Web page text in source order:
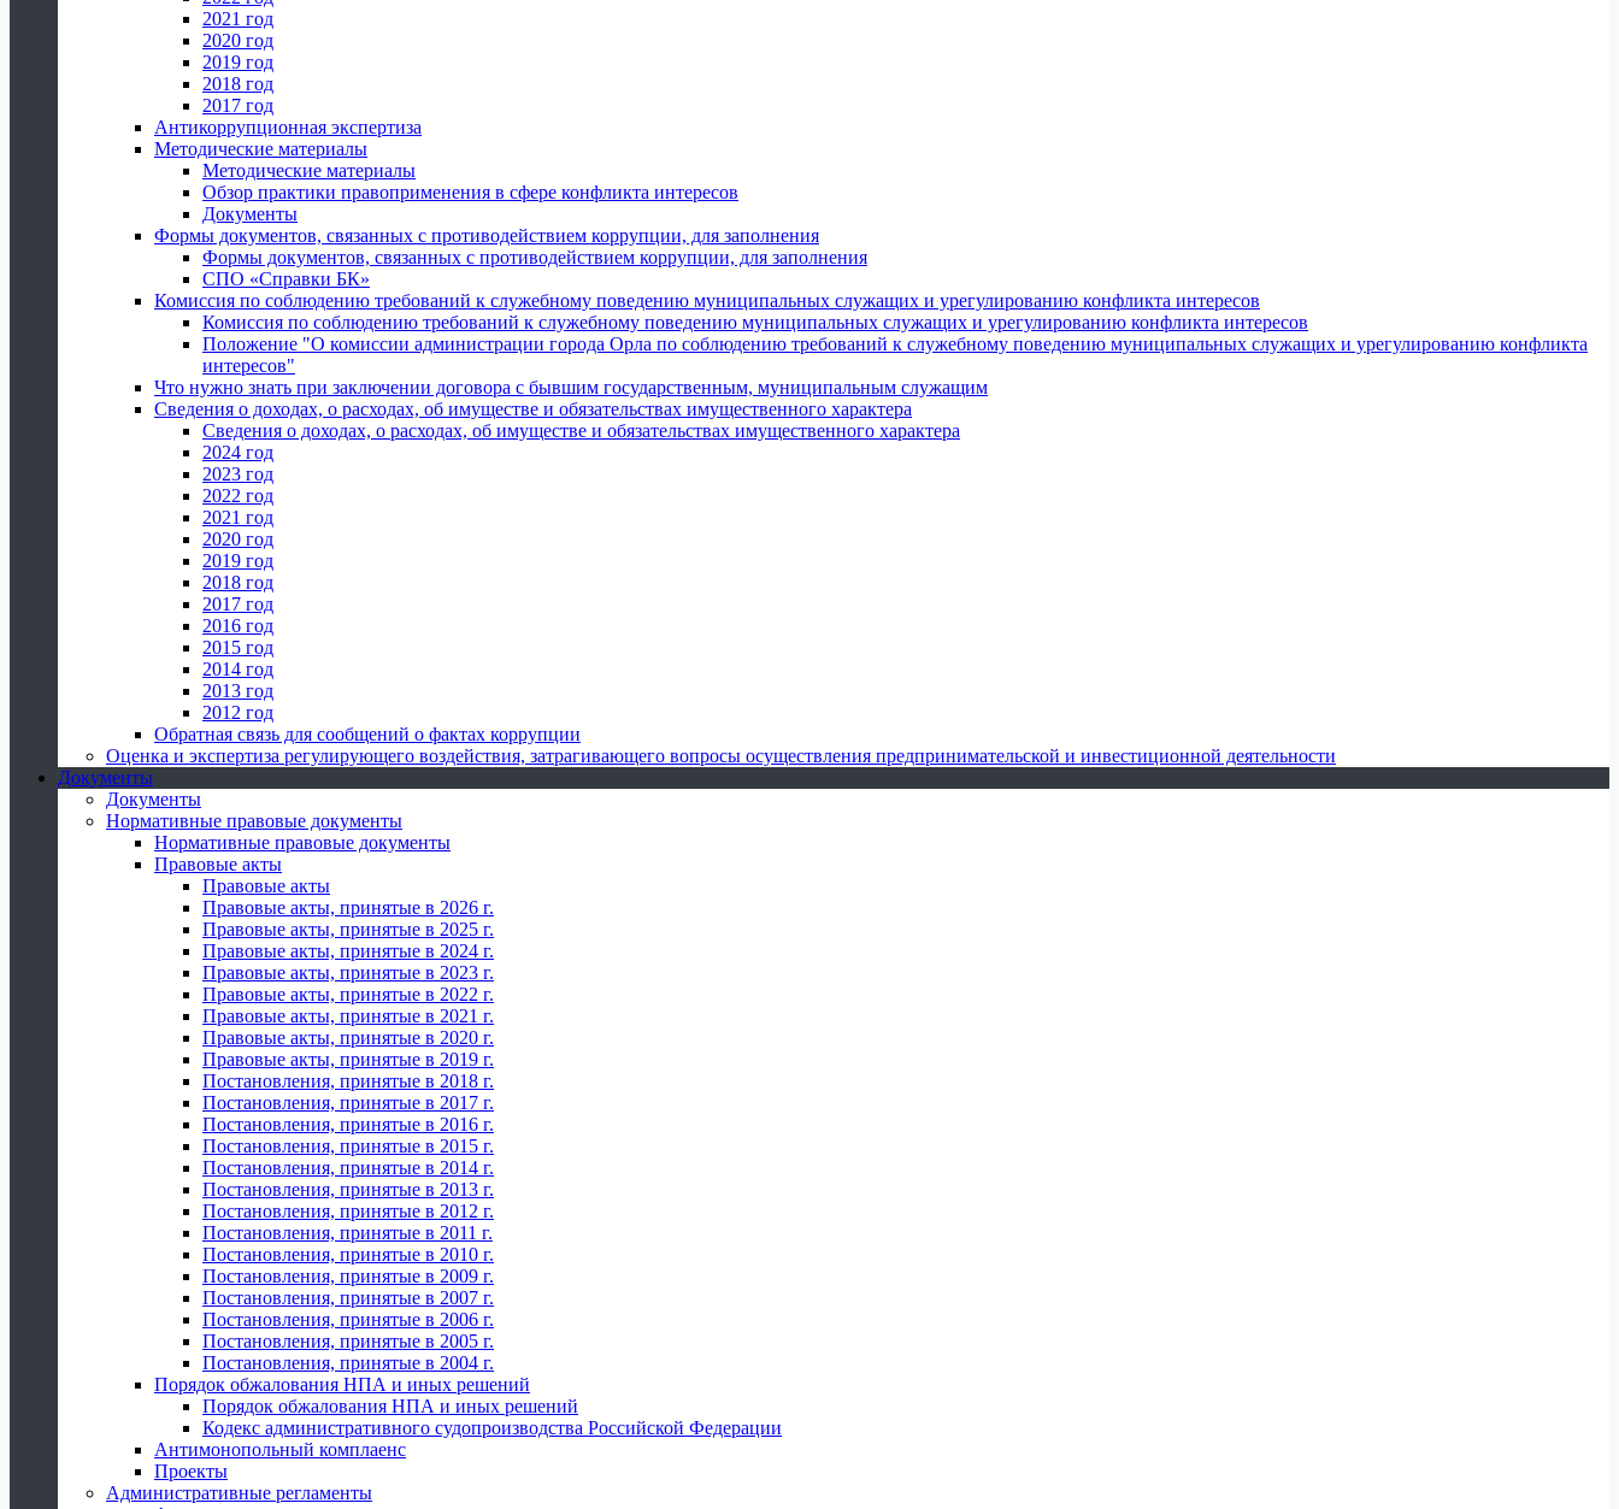
2021 год
2020 год
2019 год
2018 год
2017 год
Антикоррупционная экспертиза
Методические материалы
Методические материалы
Обзор практики правоприменения в сфере конфликта интересов
Документы
Формы документов, связанных с противодействием коррупции, для заполнения
Формы документов, связанных с противодействием коррупции, для заполнения
СПО «Справки БК»
Комиссия по соблюдению требований к служебному поведению муниципальных служащих и урегулированию конфликта интересов
Комиссия по соблюдению требований к служебному поведению муниципальных служащих и урегулированию конфликта интересов
Положение "О комиссии администрации города Орла по соблюдению требований к служебному поведению муниципальных служащих и урегулированию конфликта
интересов"
Что нужно знать при заключении договора с бывшим государственным, муниципальным служащим
Сведения о доходах, о расходах, об имуществе и обязательствах имущественного характера
Сведения о доходах, о расходах, об имуществе и обязательствах имущественного характера
2024 год
2023 год
2022 год
2021 год
2020 год
2019 год
2018 год
2017 год
2016 год
2015 год
2014 год
2013 год
2012 год
Обратная связь для сообщений о фактах коррупции
Оценка и экспертиза регулирующего воздействия, затрагивающего вопросы осуществления предпринимательской и инвестиционной деятельности
Документы
Документы
Нормативные правовые документы
Нормативные правовые документы
Правовые акты
Правовые акты
Правовые акты, принятые в 2026 г.
Правовые акты, принятые в 2025 г.
Правовые акты, принятые в 2024 г.
Правовые акты, принятые в 2023 г.
Правовые акты, принятые в 2022 г.
Правовые акты, принятые в 2021 г.
Правовые акты, принятые в 2020 г.
Правовые акты, принятые в 2019 г.
Постановления, принятые в 2018 г.
Постановления, принятые в 2017 г.
Постановления, принятые в 2016 г.
Постановления, принятые в 2015 г.
Постановления, принятые в 2014 г.
Постановления, принятые в 2013 г.
Постановления, принятые в 2012 г.
Постановления, принятые в 2011 г.
Постановления, принятые в 2010 г.
Постановления, принятые в 2009 г.
Постановления, принятые в 2007 г.
Постановления, принятые в 2006 г.
Постановления, принятые в 2005 г.
Постановления, принятые в 2004 г.
Порядок обжалования НПА и иных решений
Порядок обжалования НПА и иных решений
Кодекс административного судопроизводства Российской Федерации
Антимонопольный комплаенс
Проекты
Административные регламенты